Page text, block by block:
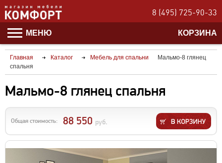
8 (495) 725-90-33
МЕНЮ КОРЗИНА
Главная Каталог Мебель для спальни
Мальмо-8 глянец
спальня
Мальмо-8 глянец спальня
Общая стоимость: 88 550 руб.